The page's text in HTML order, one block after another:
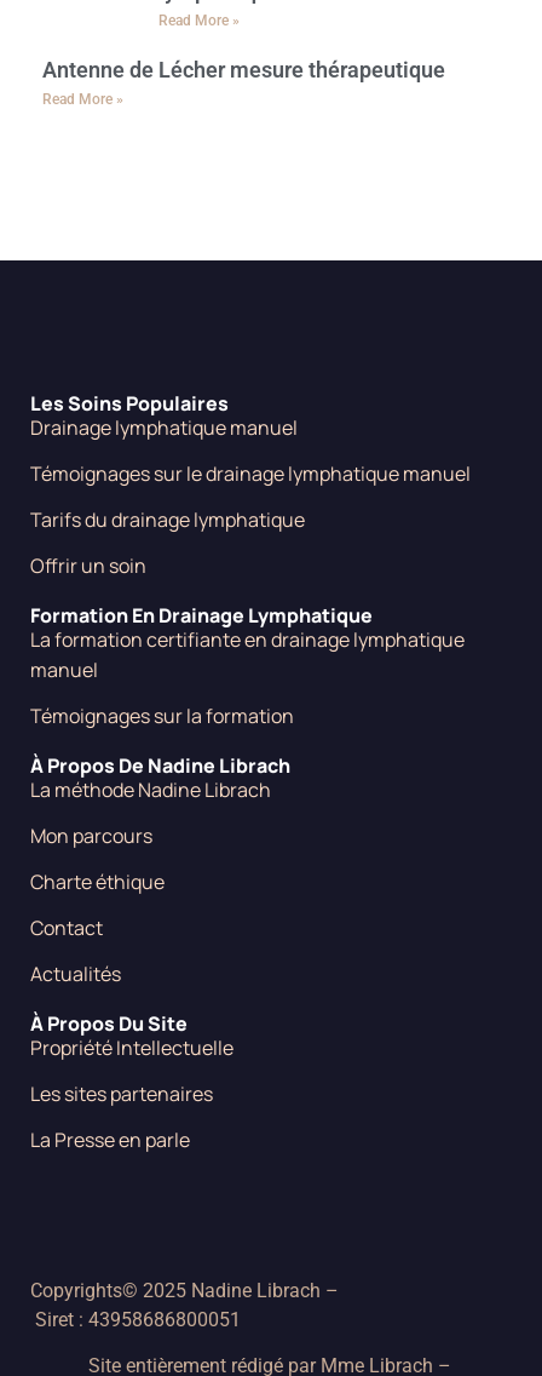
Read More »
Antenne de Lécher mesure thérapeutique
Read More »
Les Soins Populaires
Drainage lymphatique manuel
Témoignages sur le drainage lymphatique manuel
Tarifs du drainage lymphatique
Offrir un soin
Formation En Drainage Lymphatique
La formation certifiante en drainage lymphatique
manuel
Témoignages sur la formation
À Propos De Nadine Librach
La méthode Nadine Librach
Mon parcours
Charte éthique
Contact
Actualités
À Propos Du Site
Propriété Intellectuelle
Les sites partenaires
La Presse en parle
Copyrights© 2025 Nadine Librach –
Siret : 43958686800051
Site entièrement rédigé par Mme Librach –